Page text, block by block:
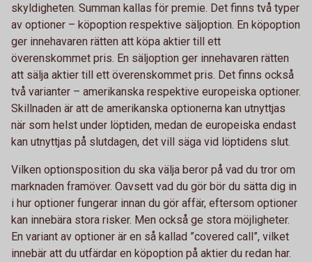
skyldigheten. Summan kallas för premie. Det finns två typer
av optioner – köpoption respektive säljoption. En köpoption
ger innehavaren rätten att köpa aktier till ett
överenskommet pris. En säljoption ger innehavaren rätten
att sälja aktier till ett överenskommet pris. Det finns också
två varianter – amerikanska respektive europeiska optioner.
Skillnaden är att de amerikanska optionerna kan utnyttjas
när som helst under löptiden, medan de europeiska endast
kan utnyttjas på slutdagen, det vill säga vid löptidens slut.
Vilken optionsposition du ska välja beror på vad du tror om
marknaden framöver. Oavsett vad du gör bör du sätta dig in
i hur optioner fungerar innan du gör affär, eftersom optioner
kan innebära stora risker. Men också ge stora möjligheter.
En variant av optioner är en så kallad ”covered call”, vilket
innebär att du utfärdar en köpoption på aktier du redan har.